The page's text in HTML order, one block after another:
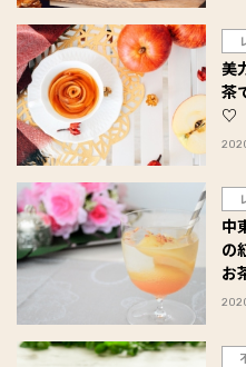
美
茶
♡
中
の
お